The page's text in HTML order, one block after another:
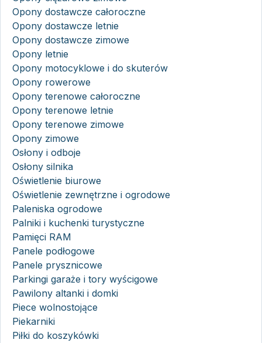
Opony dostawcze całoroczne
Opony dostawcze letnie
Opony dostawcze zimowe
Opony letnie
Opony motocyklowe i do skuterów
Opony rowerowe
Opony terenowe całoroczne
Opony terenowe letnie
Opony terenowe zimowe
Opony zimowe
Osłony i odboje
Osłony silnika
Oświetlenie biurowe
Oświetlenie zewnętrzne i ogrodowe
Paleniska ogrodowe
Palniki i kuchenki turystyczne
Pamięci RAM
Panele podłogowe
Panele prysznicowe
Parkingi garaże i tory wyścigowe
Pawilony altanki i domki
Piece wolnostojące
Piekarniki
Piłki do koszykówki